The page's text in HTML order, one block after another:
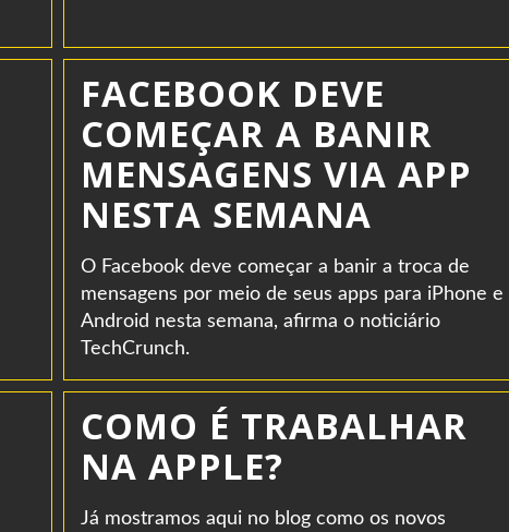
FACEBOOK DEVE
COMEÇAR A BANIR
MENSAGENS VIA APP
NESTA SEMANA
O Facebook deve começar a banir a troca de
mensagens por meio de seus apps para iPhone e
Android nesta semana, afirma o noticiário
TechCrunch.
COMO É TRABALHAR
NA APPLE?
Já mostramos aqui no blog como os novos